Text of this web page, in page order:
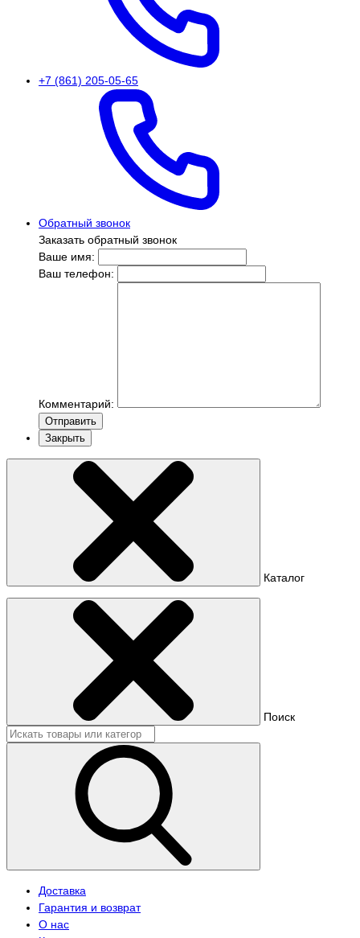
+7 (861) 205-05-65
Обратный звонок
Заказать обратный звонок
Ваше имя:
Ваш телефон:
Комментарий:
Отправить
Закрыть
Каталог
Поиск
Доставка
Гарантия и возврат
О нас